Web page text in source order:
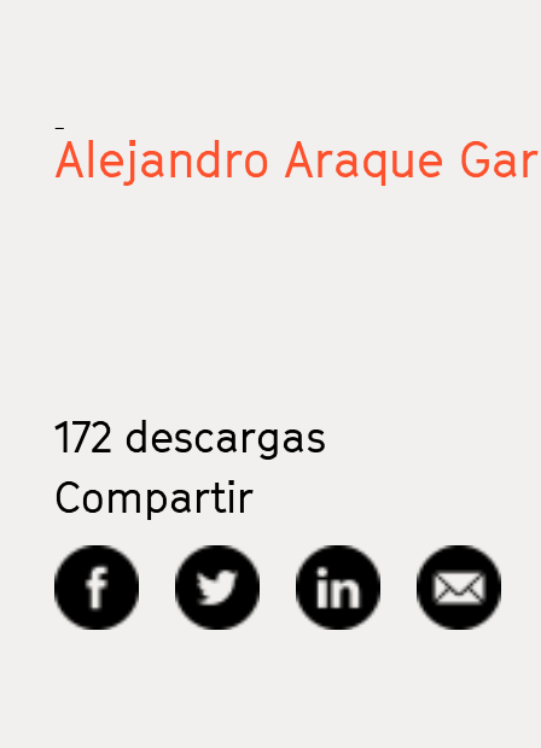
_
Alejandro Araque
172 descargas
Compartir